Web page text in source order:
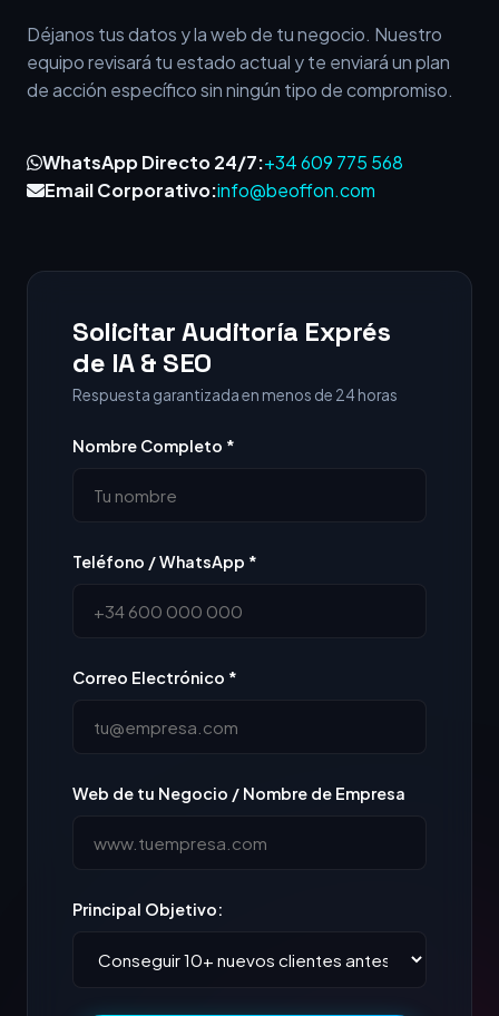
Déjanos tus datos y la web de tu negocio. Nuestro
equipo revisará tu estado actual y te enviará un plan
de acción específico sin ningún tipo de compromiso.
WhatsApp Directo 24/7:+34 609 775 568
Email Corporativo:info@beoffon.com
Solicitar Auditoría Exprés
de IA & SEO
Respuesta garantizada en menos de 24 horas
Nombre Completo *
Teléfono / WhatsApp *
Correo Electrónico *
Web de tu Negocio / Nombre de Empresa
Principal Objetivo: